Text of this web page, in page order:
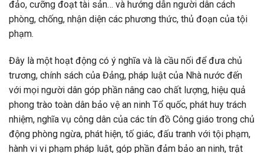
đảo, cưỡng đoạt tài sản… và hướng dẫn người dân cách
phòng, chống, nhận diện các phương thức, thủ đoạn của tội
phạm.
Đây là một hoạt động có ý nghĩa và là cầu nối để đưa chủ
trương, chính sách của Đảng, pháp luật của Nhà nước đến
với mọi người dân góp phần nâng cao chất lượng, hiệu quả
phong trào toàn dân bảo vệ an ninh Tổ quốc, phát huy trách
nhiệm, nghĩa vụ công dân của các tín đồ Công giáo trong chủ
động phòng ngừa, phát hiện, tố giác, đấu tranh với tội phạm,
hành vi vi phạm pháp luật, góp phần đảm bảo an ninh, trật